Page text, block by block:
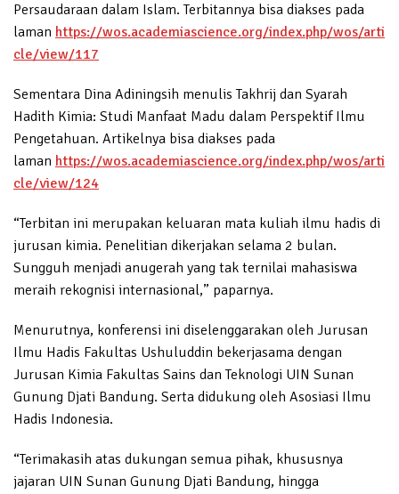
Persaudaraan dalam Islam. Terbitannya bisa diakses pada
laman https://wos.academiascience.org/index.php/wos/arti
cle/view/117
Sementara Dina Adiningsih menulis Takhrij dan Syarah
Hadith Kimia: Studi Manfaat Madu dalam Perspektif Ilmu
Pengetahuan. Artikelnya bisa diakses pada
laman https://wos.academiascience.org/index.php/wos/arti
cle/view/124
“Terbitan ini merupakan keluaran mata kuliah ilmu hadis di
jurusan kimia. Penelitian dikerjakan selama 2 bulan.
Sungguh menjadi anugerah yang tak ternilai mahasiswa
meraih rekognisi internasional,” paparnya.
Menurutnya, konferensi ini diselenggarakan oleh Jurusan
Ilmu Hadis Fakultas Ushuluddin bekerjasama dengan
Jurusan Kimia Fakultas Sains dan Teknologi UIN Sunan
Gunung Djati Bandung. Serta didukung oleh Asosiasi Ilmu
Hadis Indonesia.
“Terimakasih atas dukungan semua pihak, khususnya
jajaran UIN Sunan Gunung Djati Bandung, hingga